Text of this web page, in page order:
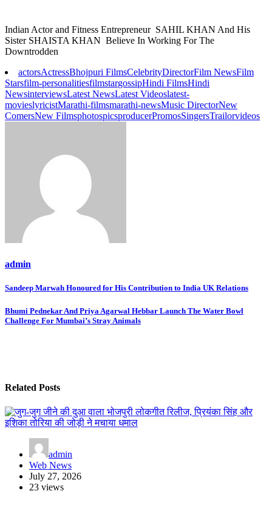
Indian Actor and Fitness Entrepreneur SAHIL KHAN And His
Sister SHAISTA KHAN Believe In Working For The
Downtrodden
actorsActressBhojpuri FilmsCelebrityDirectorFilm NewsFilm
Starsfilm-personalitiesfilmstargossipHindi FilmsHindi
NewsinterviewsLatest NewsLatest Videoslatest-
movieslyricistMarathi-filmsmarathi-newsMusic DirectorNew
ComersNew FilmsphotospicsproducerPromosSingersTrailorvideos
admin
Post
navigation
Sandeep Marwah Honoured for His Contribution to India UK Relations
Bhumi Pednekar And Priya Agarwal Hebbar Launch The Water Bowl
Challenge For Mumbai’s Stray Animals
Related Posts
admin
Web News
July 27, 2026
23 views